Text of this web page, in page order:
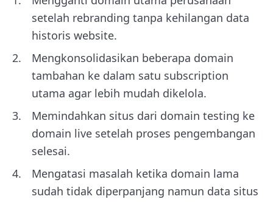
setelah rebranding tanpa kehilangan data
historis website.
Mengkonsolidasikan beberapa domain
tambahan ke dalam satu subscription
utama agar lebih mudah dikelola.
Memindahkan situs dari domain testing ke
domain live setelah proses pengembangan
selesai.
Mengatasi masalah ketika domain lama
sudah tidak diperpanjang namun data situs